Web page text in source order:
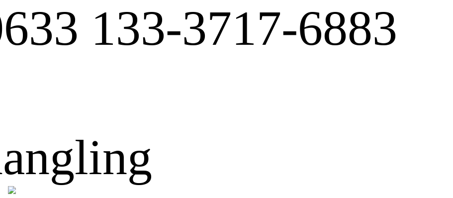
133-3717-6883